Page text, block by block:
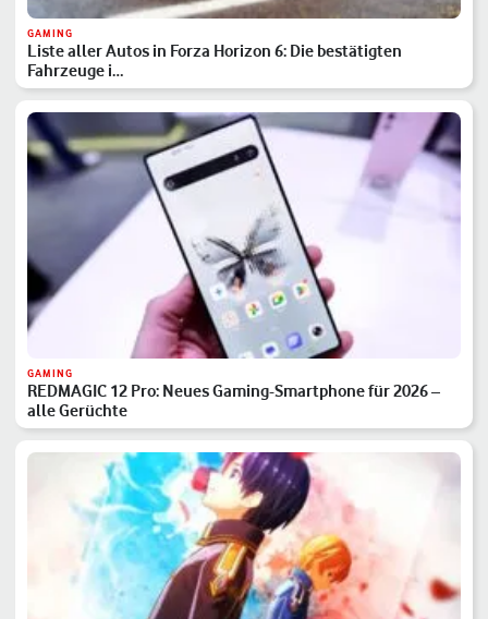
GAMING
Liste aller Autos in Forza Horizon 6: Die bestätigten
Fahrzeuge i…
GAMING
REDMAGIC 12 Pro: Neues Gaming-Smartphone für 2026 –
alle Gerüchte